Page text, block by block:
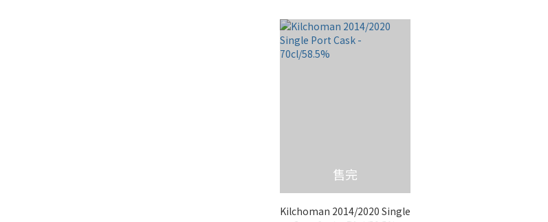
售完
Kilchoman 2014/2020 Single